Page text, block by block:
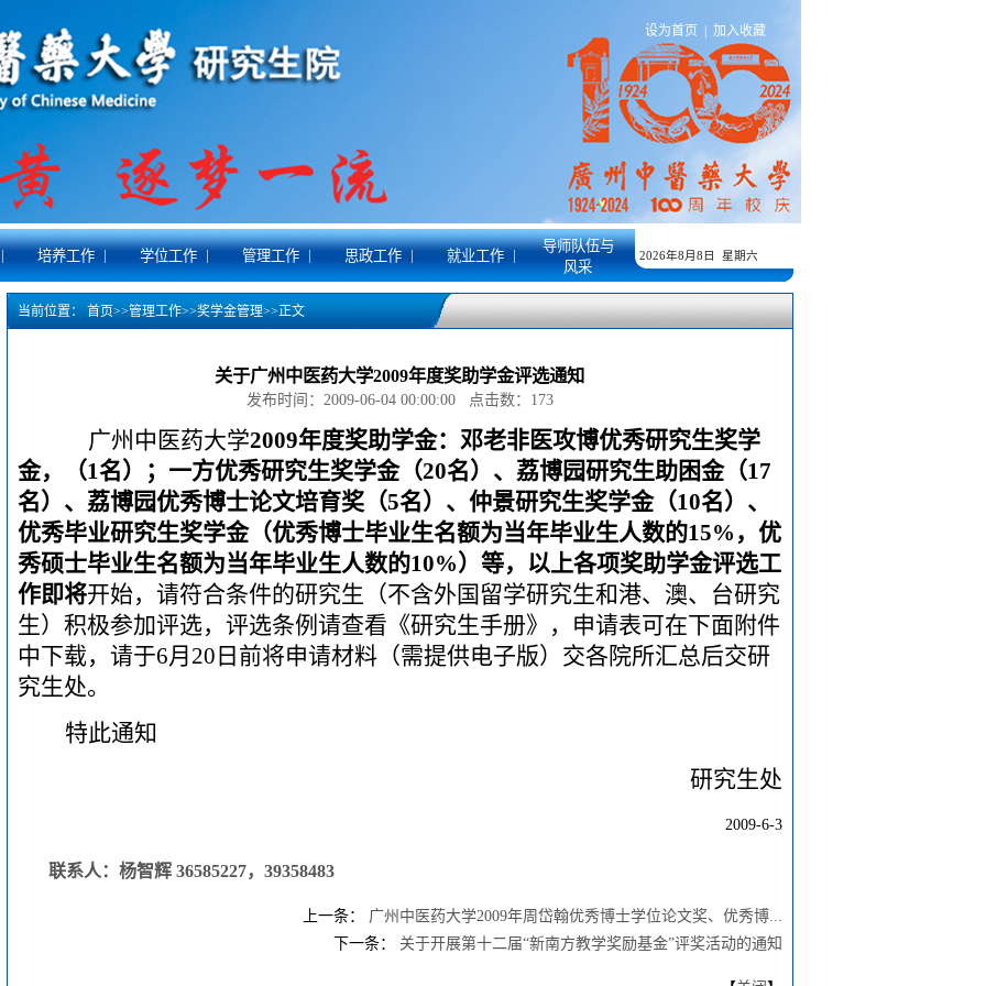
设为首页 加入收藏
| 培养工作 | 学位工作 | 管理工作 | 思政工作 | 就业工作 |
导师队伍与
风采
2026年8月8日 星期六
当前位置： 首页>>管理工作>>奖学金管理>>正文
关于广州中医药大学2009年度奖助学金评选通知
发布时间：2009-06-04 00:00:00 点击数： 173
广州中医药大学2009年度奖助学金：邓老非医攻博优秀研究生奖学
金，（1名）；一方优秀研究生奖学金（20名）、荔博园研究生助困金（17
名）、荔博园优秀博士论文培育奖（5名）、仲景研究生奖学金（10名）、
优秀毕业研究生奖学金（优秀博士毕业生名额为当年毕业生人数的15% ，优
秀硕士毕业生名额为当年毕业生人数的10%）等，以上各项奖助学金评选工
作即将开始，请符合条件的研究生（不含外国留学研究生和港、澳、台研究
生）积极参加评选，评选条例请查看《研究生手册》，申请表可在下面附件
中下载，请于6月 20 日前将申请材料（需提供电子版）交各院所汇总后交研
究生处。
特此通知
研究生处
2009-6-3
联系人：杨智辉 36585227，39358483
上一条：
广州中医药大学2009年周岱翰优秀博士学位论文奖、优秀博...
下一条：
关于开展第十二届“新南方教学奖励基金”评奖活动的通知